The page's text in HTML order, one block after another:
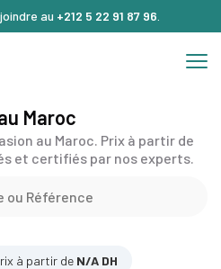
au +212 5 22 91 87 96
Maroc
au Maroc. Prix à partir de
et certifiés par nos experts.
à partir de N/A DH